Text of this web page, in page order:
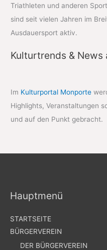
Triathleten und anderen
sind seit vielen Jahren im
Ausdauersport aktiv.
Kulturtrends & News
Im Kulturportal Monporte
Highlights, Veranstaltungen
und auf den Punkt gebracht.
Hauptmenü
STARTSEITE
BÜRGERVEREIN
DER BÜRGERVEREIN